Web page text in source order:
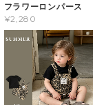
フラワーロンパース
¥2,280